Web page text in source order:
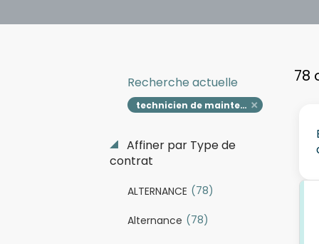
78
Recherche actuelle
technicien de maintenance industrielle en alternance h f
Affiner par Type de
contrat
ALTERNANCE (78)
Alternance (78)